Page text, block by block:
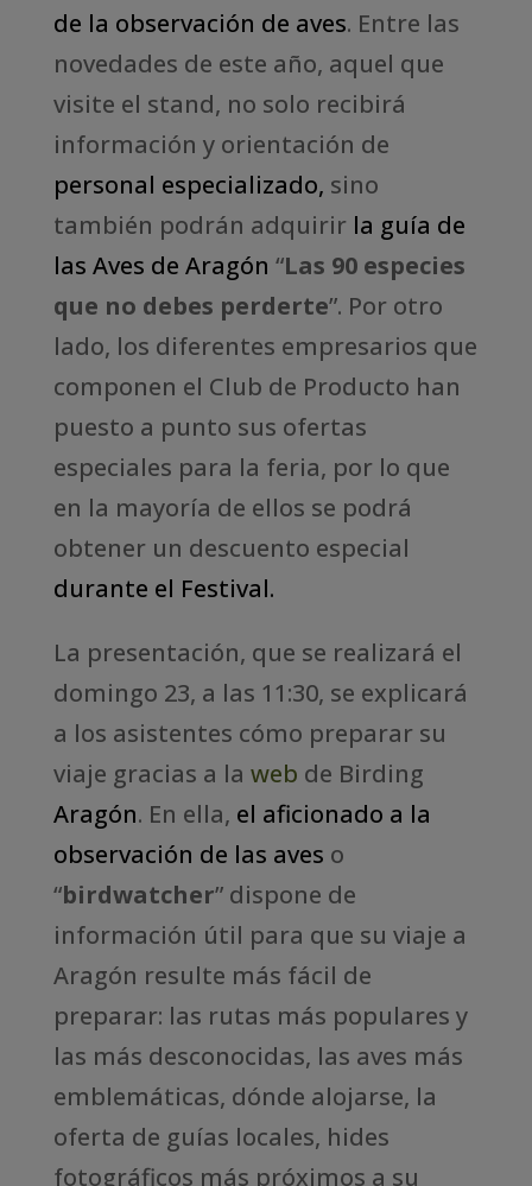
de la observación de aves. Entre las
novedades de este año, aquel que
visite el stand, no solo recibirá
información y orientación de
personal especializado, sino
también podrán adquirir la guía de
las Aves de Aragón “Las 90 especies
que no debes perderte”. Por otro
lado, los diferentes empresarios que
componen el Club de Producto han
puesto a punto sus ofertas
especiales para la feria, por lo que
en la mayoría de ellos se podrá
obtener un descuento especial
durante el Festival.
La presentación, que se realizará el
domingo 23, a las 11:30, se explicará
a los asistentes cómo preparar su
viaje gracias a la web de Birding
Aragón. En ella, el aficionado a la
observación de las aves o
“birdwatcher” dispone de
información útil para que su viaje a
Aragón resulte más fácil de
preparar: las rutas más populares y
las más desconocidas, las aves más
emblemáticas, dónde alojarse, la
oferta de guías locales, hides
fotográficos más próximos a su